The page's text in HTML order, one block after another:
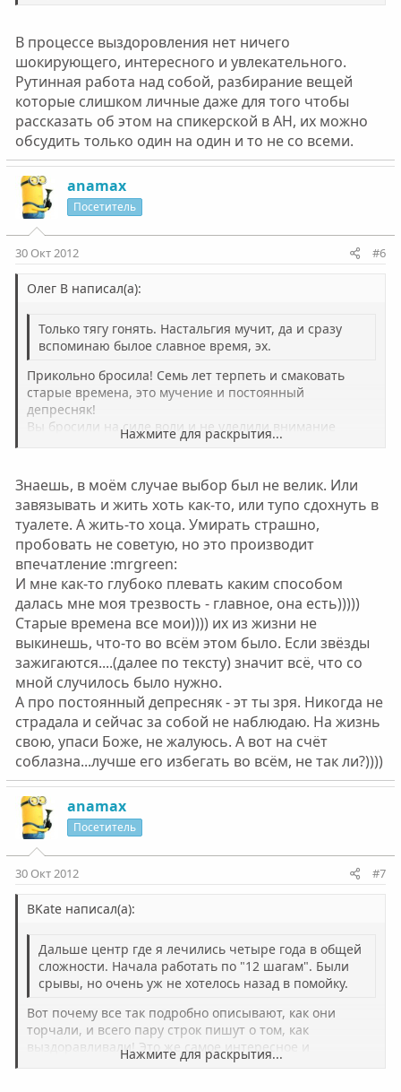
В процессе выздоровления нет ничего
шокирующего, интересного и увлекательного.
Рутинная работа над собой, разбирание вещей
которые слишком личные даже для того чтобы
рассказать об этом на спикерской в АН, их можно
обсудить только один на один и то не со всеми.
anamax
Посетитель
30 Окт 2012 #6
Олег В написал(а):
Только тягу гонять. Настальгия мучит, да и сразу
вспоминаю былое славное время, эх.
Нажмите для раскрытия...
Прикольно бросила! Семь лет терпеть и смаковать
старые времена, это мучение и постоянный
депресняк!
Вы бросили на силе воли и не уделили внимание
следующей,более важной задаче. Вы не победили
соблазна,нося его в себе!
Нажмите для раскрытия...
Знаешь, в моём случае выбор был не велик. Или
завязывать и жить хоть как-то, или тупо сдохнуть в
туалете. А жить-то хоца. Умирать страшно,
пробовать не советую, но это производит
впечатление :mrgreen:
И мне как-то глубоко плевать каким способом
далась мне моя трезвость - главное, она есть)))))
Старые времена все мои)))) их из жизни не
выкинешь, что-то во всём этом было. Если звёзды
зажигаются....(далее по тексту) значит всё, что со
мной случилось было нужно.
А про постоянный депресняк - эт ты зря. Никогда не
страдала и сейчас за собой не наблюдаю. На жизнь
свою, упаси Боже, не жалуюсь. А вот на счёт
соблазна...лучше его избегать во всём, не так ли?))))
anamax
Посетитель
30 Окт 2012 #7
BKate написал(а):
Дальше центр где я лечились четыре года в общей
сложности. Начала работать по "12 шагам". Были
срывы, но очень уж не хотелось назад в помойку.
Нажмите для раскрытия...
Вот почему все так подробно описывают, как они
торчали, и всего пару строк пишут о том, как
выздоравливали! Это же самое интересное и
актуальное на этом сайте! Ну хоть какие-нибудь самые
Нажмите для раскрытия...